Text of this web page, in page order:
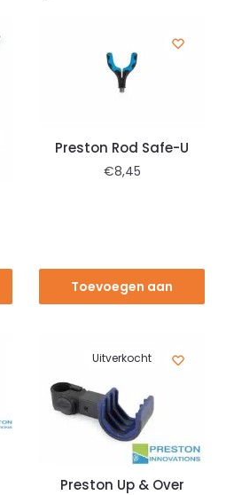
Preston Rod Safe-U
€8,45
Toevoegen aan
Uitverkocht
Preston Up & Over